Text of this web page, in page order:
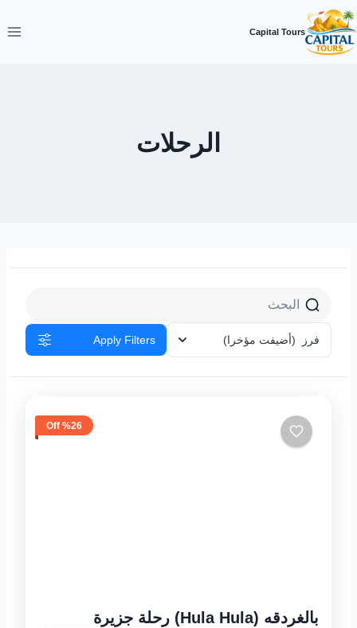
التجاوز
إلى
المحتوى
Capital Tours
الرحلات
فرز (أضيفت مؤخرا) Apply Filters
%26 Off
بالغردقه (Hula Hula) رحلة جزيرة